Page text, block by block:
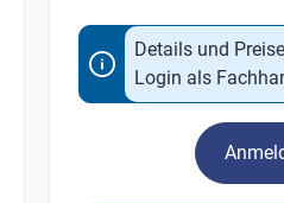
Details und
Login als